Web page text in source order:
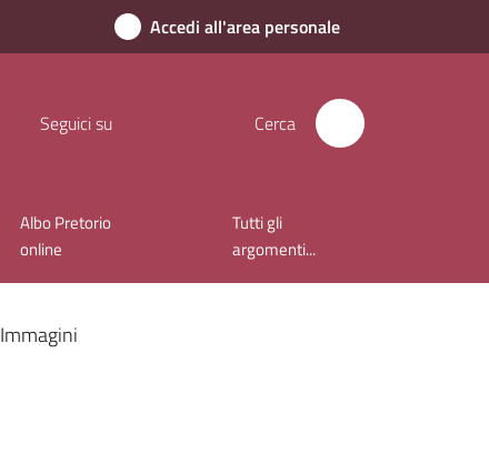
Accedi all'area personale
Seguici su Cerca
Albo Pretorio
online
Tutti gli
argomenti...
Immagini